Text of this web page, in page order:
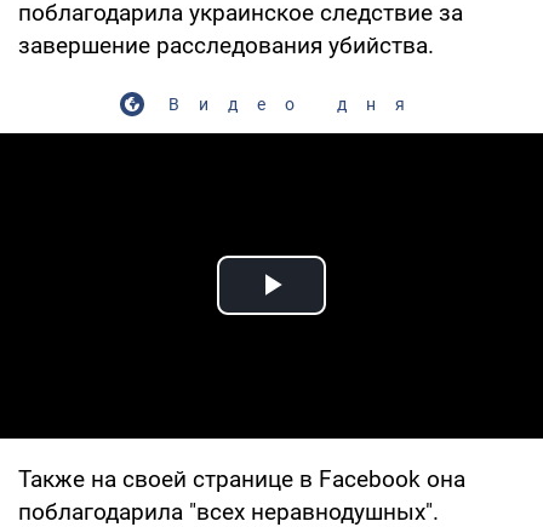
поблагодарила украинское следствие за
завершение расследования убийства.
Видео дня
Play Video
Также на своей странице в Facebook она
поблагодарила "всех неравнодушных".